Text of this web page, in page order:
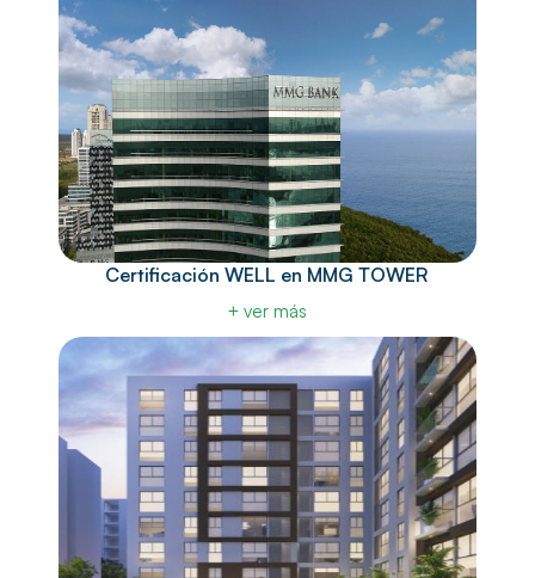
Certificación WELL en MMG TOWER
+ ver más